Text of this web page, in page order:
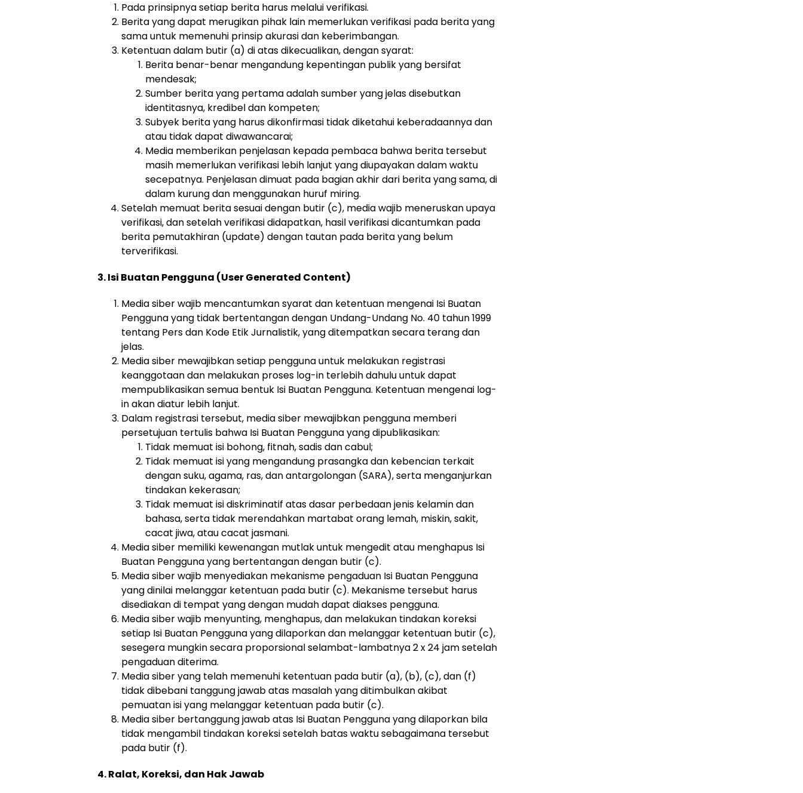
Pada prinsipnya setiap berita harus melalui verifikasi.
Berita yang dapat merugikan pihak lain memerlukan verifikasi pada berita yang
sama untuk memenuhi prinsip akurasi dan keberimbangan.
Ketentuan dalam butir (a) di atas dikecualikan, dengan syarat:
Berita benar-benar mengandung kepentingan publik yang bersifat
mendesak;
Sumber berita yang pertama adalah sumber yang jelas disebutkan
identitasnya, kredibel dan kompeten;
Subyek berita yang harus dikonfirmasi tidak diketahui keberadaannya dan
atau tidak dapat diwawancarai;
Media memberikan penjelasan kepada pembaca bahwa berita tersebut
masih memerlukan verifikasi lebih lanjut yang diupayakan dalam waktu
secepatnya. Penjelasan dimuat pada bagian akhir dari berita yang sama, di
dalam kurung dan menggunakan huruf miring.
Setelah memuat berita sesuai dengan butir (c), media wajib meneruskan upaya
verifikasi, dan setelah verifikasi didapatkan, hasil verifikasi dicantumkan pada
berita pemutakhiran (update) dengan tautan pada berita yang belum
terverifikasi.
3. Isi Buatan Pengguna (User Generated Content)
Media siber wajib mencantumkan syarat dan ketentuan mengenai Isi Buatan
Pengguna yang tidak bertentangan dengan Undang-Undang No. 40 tahun 1999
tentang Pers dan Kode Etik Jurnalistik, yang ditempatkan secara terang dan
jelas.
Media siber mewajibkan setiap pengguna untuk melakukan registrasi
keanggotaan dan melakukan proses log-in terlebih dahulu untuk dapat
mempublikasikan semua bentuk Isi Buatan Pengguna. Ketentuan mengenai log-
in akan diatur lebih lanjut.
Dalam registrasi tersebut, media siber mewajibkan pengguna memberi
persetujuan tertulis bahwa Isi Buatan Pengguna yang dipublikasikan:
Tidak memuat isi bohong, fitnah, sadis dan cabul;
Tidak memuat isi yang mengandung prasangka dan kebencian terkait
dengan suku, agama, ras, dan antargolongan (SARA), serta menganjurkan
tindakan kekerasan;
Tidak memuat isi diskriminatif atas dasar perbedaan jenis kelamin dan
bahasa, serta tidak merendahkan martabat orang lemah, miskin, sakit,
cacat jiwa, atau cacat jasmani.
Media siber memiliki kewenangan mutlak untuk mengedit atau menghapus Isi
Buatan Pengguna yang bertentangan dengan butir (c).
Media siber wajib menyediakan mekanisme pengaduan Isi Buatan Pengguna
yang dinilai melanggar ketentuan pada butir (c). Mekanisme tersebut harus
disediakan di tempat yang dengan mudah dapat diakses pengguna.
Media siber wajib menyunting, menghapus, dan melakukan tindakan koreksi
setiap Isi Buatan Pengguna yang dilaporkan dan melanggar ketentuan butir (c),
sesegera mungkin secara proporsional selambat-lambatnya 2 x 24 jam setelah
pengaduan diterima.
Media siber yang telah memenuhi ketentuan pada butir (a), (b), (c), dan (f)
tidak dibebani tanggung jawab atas masalah yang ditimbulkan akibat
pemuatan isi yang melanggar ketentuan pada butir (c).
Media siber bertanggung jawab atas Isi Buatan Pengguna yang dilaporkan bila
tidak mengambil tindakan koreksi setelah batas waktu sebagaimana tersebut
pada butir (f).
4. Ralat, Koreksi, dan Hak Jawab